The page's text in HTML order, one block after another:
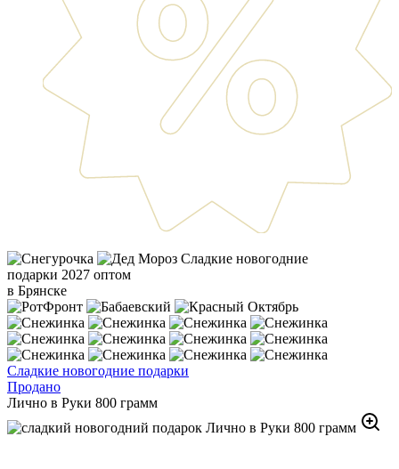
Сладкие новогодние
подарки 2027 оптом
в Брянске
Сладкие новогодние подарки
Продано
Лично в Руки 800 грамм